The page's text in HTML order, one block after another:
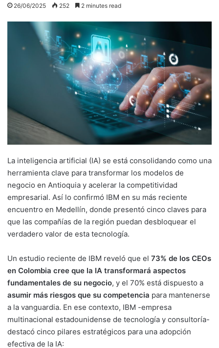
26/06/2025 252 2 minutes read
La inteligencia artificial (IA) se está consolidando como una
herramienta clave para transformar los modelos de
negocio en Antioquia y acelerar la competitividad
empresarial. Así lo confirmó IBM en su más reciente
encuentro en Medellín, donde presentó cinco claves para
que las compañías de la región puedan desbloquear el
verdadero valor de esta tecnología.
Un estudio reciente de IBM reveló que el 73% de los CEOs
en Colombia cree que la IA transformará aspectos
fundamentales de su negocio, y el 70% está dispuesto a
asumir más riesgos que su competencia para mantenerse
a la vanguardia. En ese contexto, IBM -empresa
multinacional estadounidense de tecnología y consultoría-
destacó cinco pilares estratégicos para una adopción
efectiva de la IA: